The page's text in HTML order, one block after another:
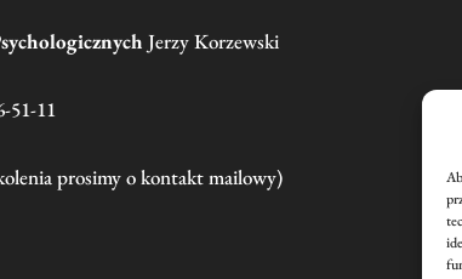
Jerzy Korzewski
51-11
prosimy o kontakt mailowy)